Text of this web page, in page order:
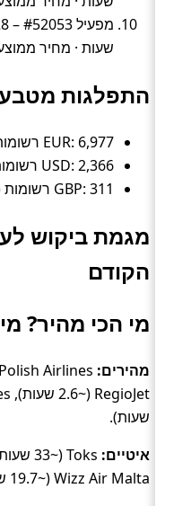
שעות · מחיר ממוצע
התפלגות
EUR: 6,977 רשומות (כ־72%).
USD: 2,366 רשומות (כ־25%).
GBP: 311 רשומות (כ־3%).
מגמת ביקוש
הקודם
מי הכי מהיר?
מהירים:
שעות).
איטיים:
Wizz Air Malta (~19.7 שעות).